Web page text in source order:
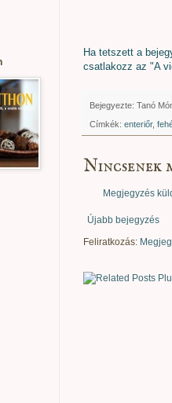
Ha tetszett a
csatlakozz az "A
Bejegyezte: Tanó
Címkék: enteriőr,
Nincsenek
Megjegyzés
Újabb bejegyzés
Feliratkozás: